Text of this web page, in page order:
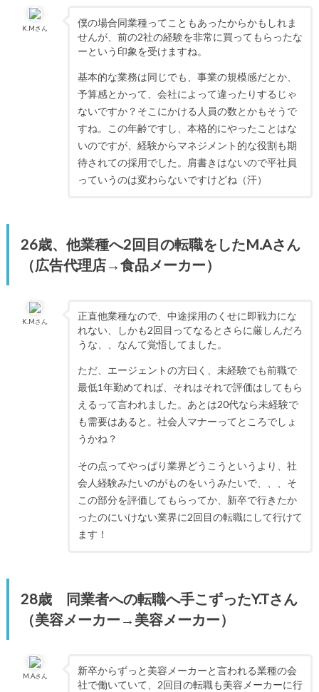
K.Mさん
僕の場合同業種ってこともあったからかもしれま
せんが、前の2社の経験を非常に買ってもらったな
ーという印象を受けますね。
基本的な業務は同じでも、事業の規模感だとか、
予算感とかって、会社によって違ったりするじゃ
ないですか？そこにかける人員の数とかもそうで
すね。この年齢ですし、本格的にやったことはな
いのですが、経験からマネジメント的な役割も期
待されての採用でした。肩書きはないので平社員
っていうのは変わらないですけどね（汗）
26歳、他業種へ2回目の転職をしたM.Aさん
（広告代理店→食品メーカー）
K.Mさん
正直他業種なので、中途採用のくせに即戦力にな
れない、しかも2回目ってなるとさらに厳しんだろ
うな、、なんて覚悟してました。
ただ、エージェントの方曰く、未経験でも前職で
最低1年勤めてれば、それはそれで評価はしてもら
えるって言われました。あとは20代なら未経験で
も需要はあると。社会人マナーってところでしょ
うかね？
その点ってやっぱり業界どうこうというより、社
会人経験みたいのがものをいうみたいで、、、そ
この部分を評価してもらってか、新卒で行きたか
ったのにいけない業界に2回目の転職にして行けて
ます！
28歳 同業者への転職へ手こずったY.Tさん
（美容メーカー→美容メーカー）
M.Aさん
新卒からずっと美容メーカーと言われる業種の会
社で働いていて、2回目の転職も美容メーカーに行